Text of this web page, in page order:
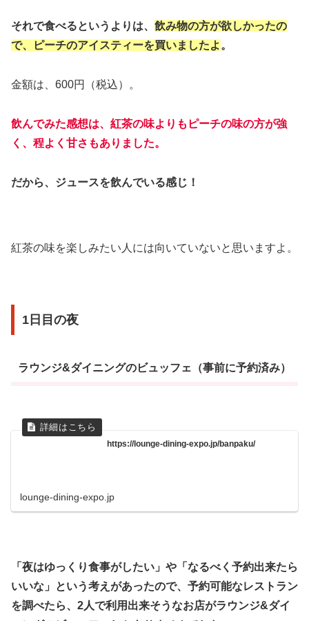
それで食べるというよりは、 飲み物の方が欲しかったの
で、ピーチのアイスティーを買いましたよ。
金額は、600円（税込）。
飲んでみた感想は、紅茶の味よりもピーチの味の方が強
く、程よく甘さもありました。
だから、ジュースを飲んでいる感じ！
紅茶の味を楽しみたい人には向いていないと思いますよ。
1日目の夜
ラウンジ&ダイニングのビュッフェ（事前に予約済み）
https://lounge-dining-expo.jp/banpaku/
lounge-dining-expo.jp
「夜はゆっくり食事がしたい」や「なるべく予約出来たら
いいな」という考えがあったので、予約可能なレストラン
を調べたら、2人で利用出来そうなお店がラウンジ&ダイ